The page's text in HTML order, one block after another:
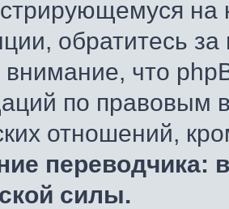
обратитесь
что
по правовым
отношений,
переводчика:
силы.